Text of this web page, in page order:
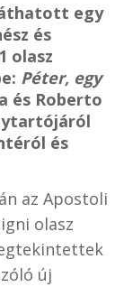
egy
és
olasz
Péter, egy
és Roberto
és
az Apostoli
olasz
új